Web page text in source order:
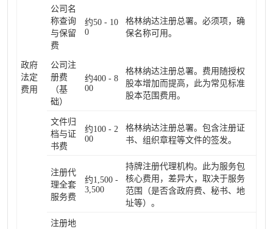
政府
法定
费用
公司名
称查询
与保留
费
约50 - 10
0
格林纳达注册总署。必须项，确
保名称可用。
公司注
册费
（基
础）
约400 - 8
00
格林纳达注册总署。费用随授权
股本增加而提高，此为常见标准
股本范围费用。
文件归
档与证
书费
约100 - 2
00
格林纳达注册总署。包含注册证
书、组织章程等文件的签发。
注册代
理全套
服务费
约1,500 -
3,500
持牌注册代理机构。此为服务包
核心费用，差异大，取决于服务
范围（是否含政府费、秘书、地
址等）。
注册地